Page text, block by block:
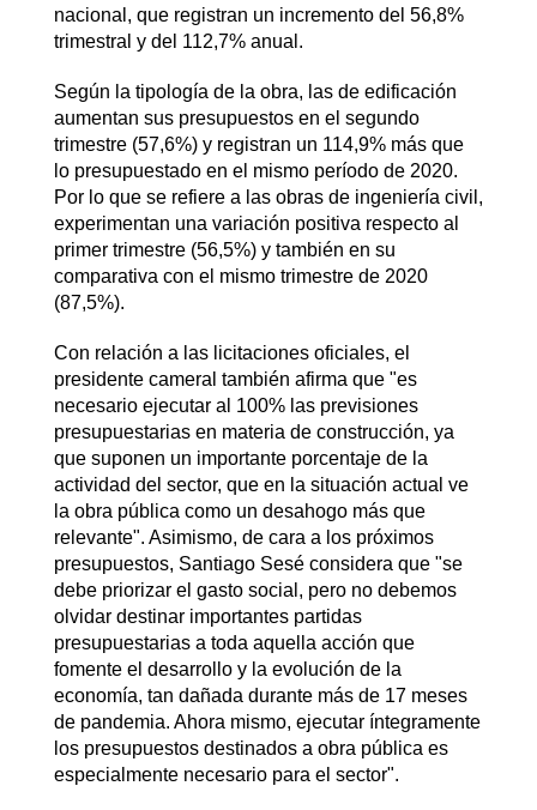
nacional, que registran un incremento del 56,8%
trimestral y del 112,7% anual.
Según la tipología de la obra, las de edificación
aumentan sus presupuestos en el segundo
trimestre (57,6%) y registran un 114,9% más que
lo presupuestado en el mismo período de 2020.
Por lo que se refiere a las obras de ingeniería civil,
experimentan una variación positiva respecto al
primer trimestre (56,5%) y también en su
comparativa con el mismo trimestre de 2020
(87,5%).
Con relación a las licitaciones oficiales, el
presidente cameral también afirma que "es
necesario ejecutar al 100% las previsiones
presupuestarias en materia de construcción, ya
que suponen un importante porcentaje de la
actividad del sector, que en la situación actual ve
la obra pública como un desahogo más que
relevante". Asimismo, de cara a los próximos
presupuestos, Santiago Sesé considera que "se
debe priorizar el gasto social, pero no debemos
olvidar destinar importantes partidas
presupuestarias a toda aquella acción que
fomente el desarrollo y la evolución de la
economía, tan dañada durante más de 17 meses
de pandemia. Ahora mismo, ejecutar íntegramente
los presupuestos destinados a obra pública es
especialmente necesario para el sector".